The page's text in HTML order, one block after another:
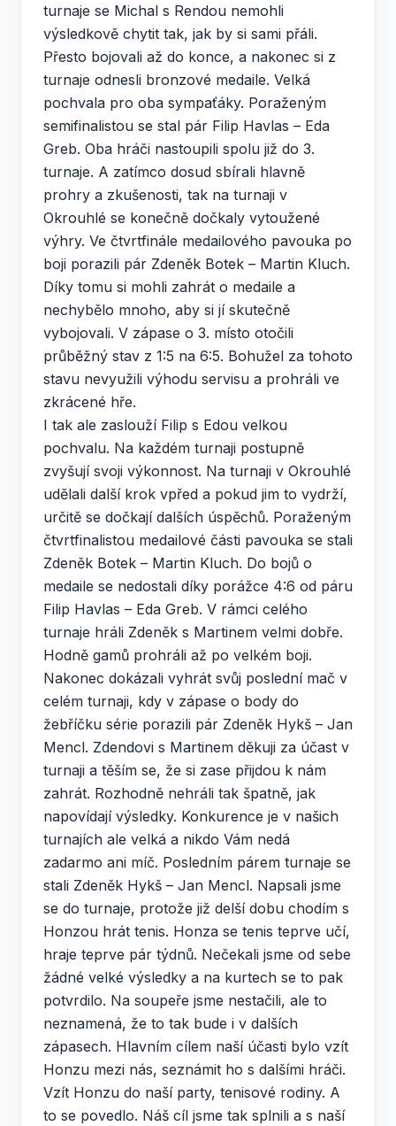
turnaje se Michal s Rendou nemohli
výsledkově chytit tak, jak by si sami přáli.
Přesto bojovali až do konce, a nakonec si z
turnaje odnesli bronzové medaile. Velká
pochvala pro oba sympaťáky. Poraženým
semifinalistou se stal pár Filip Havlas – Eda
Greb. Oba hráči nastoupili spolu již do 3.
turnaje. A zatímco dosud sbírali hlavně
prohry a zkušenosti, tak na turnaji v
Okrouhlé se konečně dočkaly vytoužené
výhry. Ve čtvrtfinále medailového pavouka po
boji porazili pár Zdeněk Botek – Martin Kluch.
Díky tomu si mohli zahrát o medaile a
nechybělo mnoho, aby si jí skutečně
vybojovali. V zápase o 3. místo otočili
průběžný stav z 1:5 na 6:5. Bohužel za tohoto
stavu nevyužili výhodu servisu a prohráli ve
zkrácené hře.
I tak ale zaslouží Filip s Edou velkou
pochvalu. Na každém turnaji postupně
zvyšují svoji výkonnost. Na turnaji v Okrouhlé
udělali další krok vpřed a pokud jim to vydrží,
určitě se dočkají dalších úspěchů. Poraženým
čtvrtfinalistou medailové části pavouka se stali
Zdeněk Botek – Martin Kluch. Do bojů o
medaile se nedostali díky porážce 4:6 od páru
Filip Havlas – Eda Greb. V rámci celého
turnaje hráli Zdeněk s Martinem velmi dobře.
Hodně gamů prohráli až po velkém boji.
Nakonec dokázali vyhrát svůj poslední mač v
celém turnaji, kdy v zápase o body do
žebříčku série porazili pár Zdeněk Hykš – Jan
Mencl. Zdendovi s Martinem děkuji za účast v
turnaji a těším se, že si zase přijdou k nám
zahrát. Rozhodně nehráli tak špatně, jak
napovídají výsledky. Konkurence je v našich
turnajích ale velká a nikdo Vám nedá
zadarmo ani míč. Posledním párem turnaje se
stali Zdeněk Hykš – Jan Mencl. Napsali jsme
se do turnaje, protože již delší dobu chodím s
Honzou hrát tenis. Honza se tenis teprve učí,
hraje teprve pár týdnů. Nečekali jsme od sebe
žádné velké výsledky a na kurtech se to pak
potvrdilo. Na soupeře jsme nestačili, ale to
neznamená, že to tak bude i v dalších
zápasech. Hlavním cílem naší účasti bylo vzít
Honzu mezi nás, seznámit ho s dalšími hráči.
Vzít Honzu do naší party, tenisové rodiny. A
to se povedlo. Náš cíl jsme tak splnili a s naší